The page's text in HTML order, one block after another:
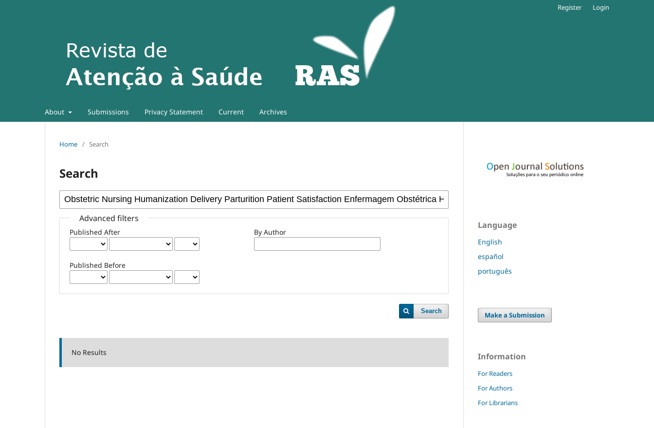
About Submissions Privacy Statement Current Archives
Register Login
Home / Search
Search
Advanced filters
Published After
Published Before
By Author
Search
No Results
Language
English
español
português
Make a Submission
Information
For Readers
For Authors
For Librarians